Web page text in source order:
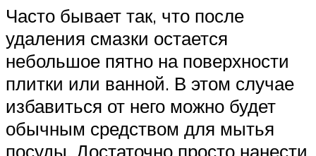
Часто бывает так, что после
удаления смазки остается
небольшое пятно на поверхности
плитки или ванной. В этом случае
избавиться от него можно будет
обычным средством для мытья
посуды. Достаточно просто нанести